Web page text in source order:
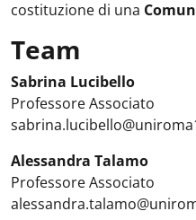
costituzione di una
Team
Sabrina Lucibello
Professore Associato
Alessandra Talamo
Professore Associato